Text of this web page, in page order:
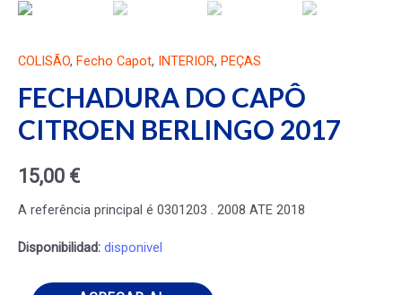
COLISÃO, Fecho Capot, INTERIOR, PEÇAS
FECHADURA DO CAPÔ
CITROEN BERLINGO 2017
15,00 €
A referência principal é 0301203 . 2008 ATE 2018
Disponibilidad: disponivel